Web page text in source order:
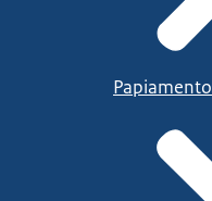
Papiamento